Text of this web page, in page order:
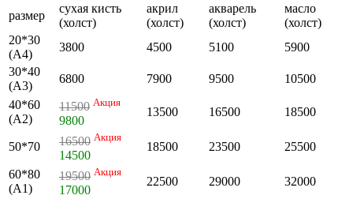
размер
сухая кисть
(холст)
акрил
(холст)
акварель
(холст)
масло
(холст)
20*30
(А4)
3800 4500 5100
5900
30*40
(А3)
6800 7900 9500
10500
40*60
(А2)
11500 Акция
9800
13500 16500 18500
50*70 16500 Акция
14500
18500 23500 25500
60*80
(А1)
19500 Акция
17000
22500 29000
32000